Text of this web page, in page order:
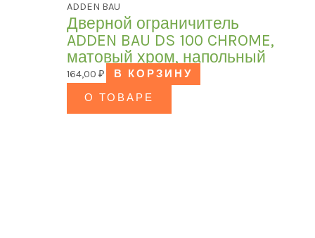
ADDEN BAU
Дверной ограничитель
ADDEN BAU DS 100 CHROME,
матовый хром, напольный
164,00₽
В КОРЗИНУ
О ТОВАРЕ